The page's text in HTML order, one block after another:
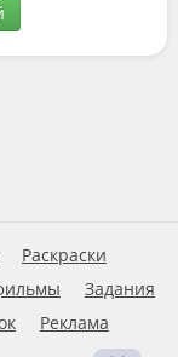
Раскраски
Задания
Реклама